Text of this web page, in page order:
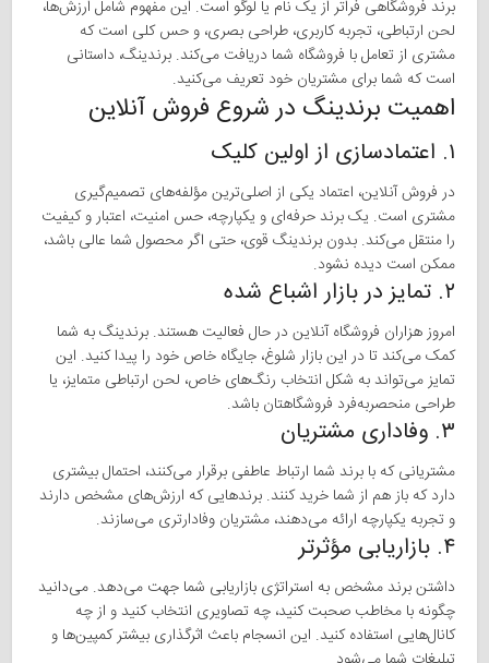
برند فروشگاهی فراتر از یک نام یا لوگو است. این مفهوم شامل ارزش‌ها،
لحن ارتباطی، تجربه کاربری، طراحی بصری، و حس کلی است که
مشتری از تعامل با فروشگاه شما دریافت می‌کند. برندینگ، داستانی
است که شما برای مشتریان خود تعریف می‌کنید.
اهمیت برندینگ در شروع فروش آنلاین
۱. اعتمادسازی از اولین کلیک
در فروش آنلاین، اعتماد یکی از اصلی‌ترین مؤلفه‌های تصمیم‌گیری
مشتری است. یک برند حرفه‌ای و یکپارچه، حس امنیت، اعتبار و کیفیت
را منتقل می‌کند. بدون برندینگ قوی، حتی اگر محصول شما عالی باشد،
ممکن است دیده نشود.
۲. تمایز در بازار اشباع شده
امروز هزاران فروشگاه آنلاین در حال فعالیت هستند. برندینگ به شما
کمک می‌کند تا در این بازار شلوغ، جایگاه خاص خود را پیدا کنید. این
تمایز می‌تواند به شکل انتخاب رنگ‌های خاص، لحن ارتباطی متمایز، یا
طراحی منحصر‌به‌فرد فروشگاهتان باشد.
۳. وفاداری مشتریان
مشتریانی که با برند شما ارتباط عاطفی برقرار می‌کنند، احتمال بیشتری
دارد که باز هم از شما خرید کنند. برندهایی که ارزش‌های مشخص دارند
و تجربه یکپارچه ارائه می‌دهند، مشتریان وفادارتری می‌سازند.
۴. بازاریابی مؤثرتر
داشتن برند مشخص به استراتژی بازاریابی شما جهت می‌دهد. می‌دانید
چگونه با مخاطب صحبت کنید، چه تصاویری انتخاب کنید و از چه
کانال‌هایی استفاده کنید. این انسجام باعث اثرگذاری بیشتر کمپین‌ها و